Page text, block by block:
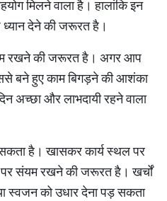
मिलने वाला है। हालांकि इन
ध्यान देने की जरूरत है।
रखने की जरूरत है। अगर आप
बने हुए काम बिगड़ने की आशंका
अच्छा और लाभदायी रहने वाला
सकता है। खासकर कार्य स्थल पर
संयम रखने की जरूरत है। खर्चों
स्वजन को उधार देना पड़ सकता